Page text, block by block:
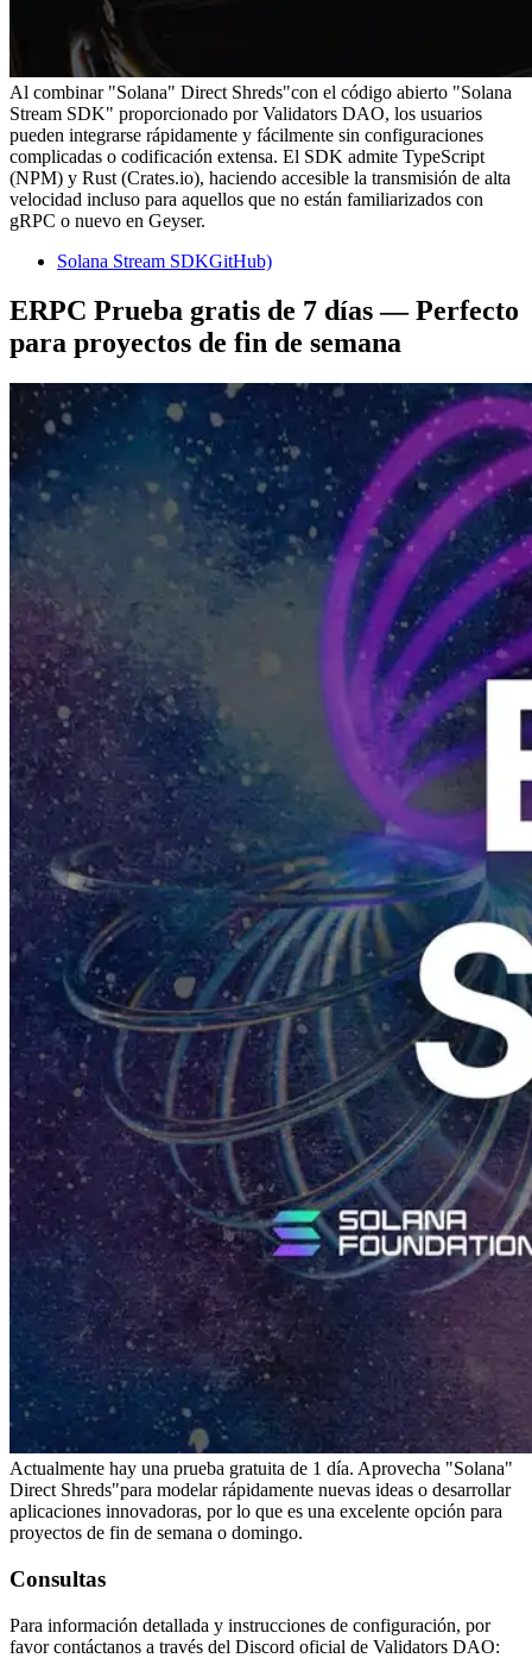
Al combinar "Solana" Direct Shreds"con el código abierto "Solana
Stream SDK" proporcionado por Validators DAO, los usuarios
pueden integrarse rápidamente y fácilmente sin configuraciones
complicadas o codificación extensa. El SDK admite TypeScript
(NPM) y Rust (Crates.io), haciendo accesible la transmisión de alta
velocidad incluso para aquellos que no están familiarizados con
gRPC o nuevo en Geyser.
Solana Stream SDKGitHub)
ERPC Prueba gratis de 7 días — Perfecto
para proyectos de fin de semana
Actualmente hay una prueba gratuita de 1 día. Aprovecha "Solana"
Direct Shreds"para modelar rápidamente nuevas ideas o desarrollar
aplicaciones innovadoras, por lo que es una excelente opción para
proyectos de fin de semana o domingo.
Consultas
Para información detallada y instrucciones de configuración, por
favor contáctanos a través del Discord oficial de Validators DAO: